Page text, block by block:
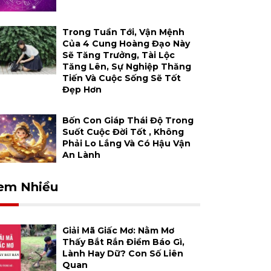
Trong Tuần Tới, Vận Mệnh
Của 4 Cung Hoàng Đạo Này
Sẽ Tăng Trưởng, Tài Lộc
Tăng Lên, Sự Nghiệp Thăng
Tiến Và Cuộc Sống Sẽ Tốt
Đẹp Hơn
Bốn Con Giáp Thái Độ Trong
Suốt Cuộc Đời Tốt , Không
Phải Lo Lắng Và Có Hậu Vận
An Lành
Nhiều
Giải Mã Giấc Mơ: Nằm Mơ
Thấy Bắt Rắn Điềm Báo Gì,
Lành Hay Dữ? Con Số Liên
Quan